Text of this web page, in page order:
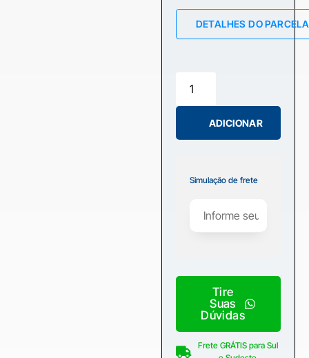
DETALHES DO
ADICIONAR
Simulação de frete
Tire
Suas
Dúvidas
Frete GRÁTIS para Sul